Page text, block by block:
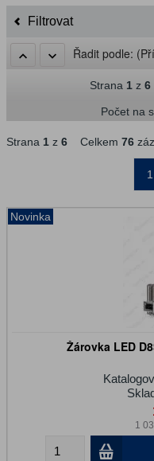
Filtrovat
Řadit podle:
Strana 1z 6
Počet na
Strana 1 z 6 Celkem 76
1
Novinka
Žárovka LED
1